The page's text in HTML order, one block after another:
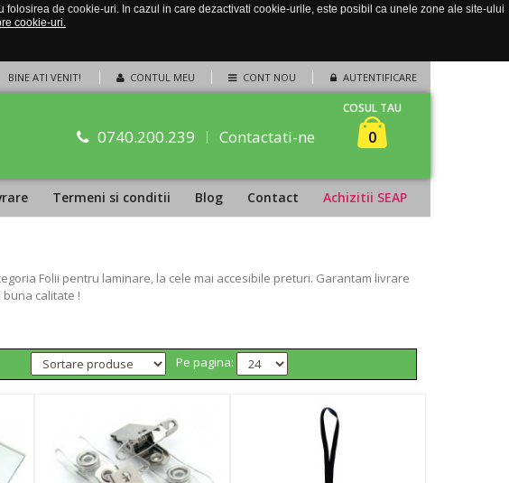
de cookie-uri. In cazul in care dezactivati cookie-urile, este posibil ca unele zone ale site-ului
cookie-uri.
CONTUL MEU CONT NOU AUTENTIFICARE
BINE ATI VENIT!
0740.200.239 Contactati-ne
COSUL TAU
0
Termeni si conditii Blog Contact Achizitii SEAP
Folii pentru laminare, la cele mai accesibile preturi. Garantam livrare
calitate !
Pe pagina: